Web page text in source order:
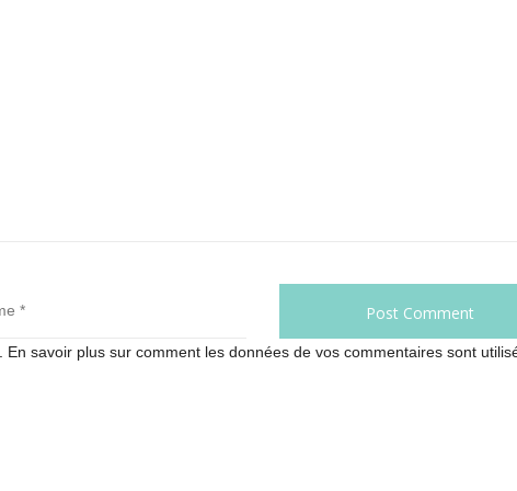
En savoir plus sur comment les données de vos commentaires sont